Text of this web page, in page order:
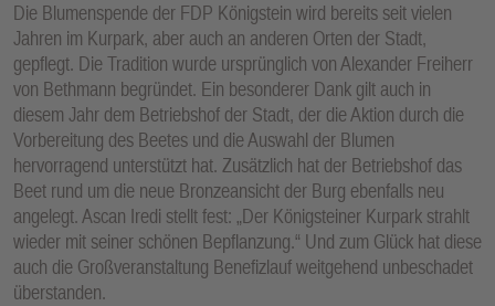
Die Blumenspende der FDP Königstein wird bereits seit vielen
Jahren im Kurpark, aber auch an anderen Orten der Stadt,
gepflegt. Die Tradition wurde ursprünglich von Alexander Freiherr
von Bethmann begründet. Ein besonderer Dank gilt auch in
diesem Jahr dem Betriebshof der Stadt, der die Aktion durch die
Vorbereitung des Beetes und die Auswahl der Blumen
hervorragend unterstützt hat. Zusätzlich hat der Betriebshof das
Beet rund um die neue Bronzeansicht der Burg ebenfalls neu
angelegt. Ascan Iredi stellt fest: „Der Königsteiner Kurpark strahlt
wieder mit seiner schönen Bepflanzung.“ Und zum Glück hat diese
auch die Großveranstaltung Benefizlauf weitgehend unbeschadet
überstanden.